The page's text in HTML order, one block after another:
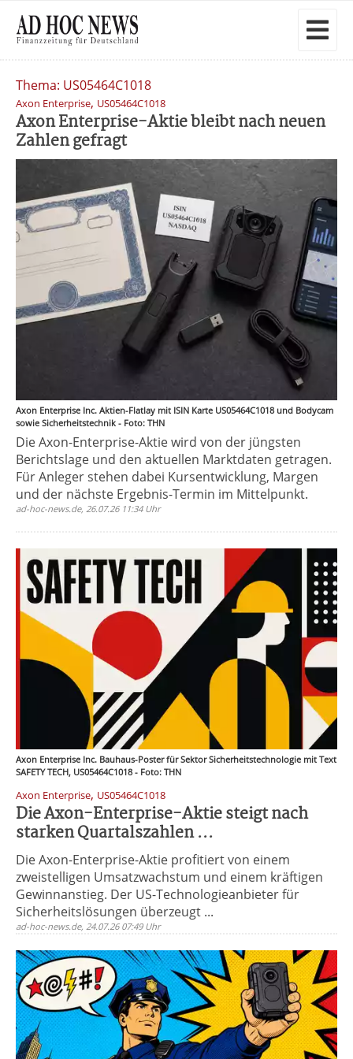
Thema: US05464C1018
Axon Enterprise, US05464C1018
Axon Enterprise-Aktie bleibt nach neuen
Zahlen gefragt
Axon Enterprise Inc. Aktien-Flatlay mit ISIN Karte US05464C1018 und Bodycam
sowie Sicherheitstechnik - Foto: THN
Die Axon-Enterprise-Aktie wird von der jüngsten
Berichtslage und den aktuellen Marktdaten getragen.
Für Anleger stehen dabei Kursentwicklung, Margen
und der nächste Ergebnis-Termin im Mittelpunkt.
ad-hoc-news.de, 26.07.26 11:34 Uhr
Axon Enterprise Inc. Bauhaus-Poster für Sektor Sicherheitstechnologie mit Text
SAFETY TECH, US05464C1018 - Foto: THN
Axon Enterprise, US05464C1018
Die Axon-Enterprise-Aktie steigt nach
starken Quartalszahlen ...
Die Axon-Enterprise-Aktie profitiert von einem
zweistelligen Umsatzwachstum und einem kräftigen
Gewinnanstieg. Der US-Technologieanbieter für
Sicherheitslösungen überzeugt ...
ad-hoc-news.de, 24.07.26 07:49 Uhr